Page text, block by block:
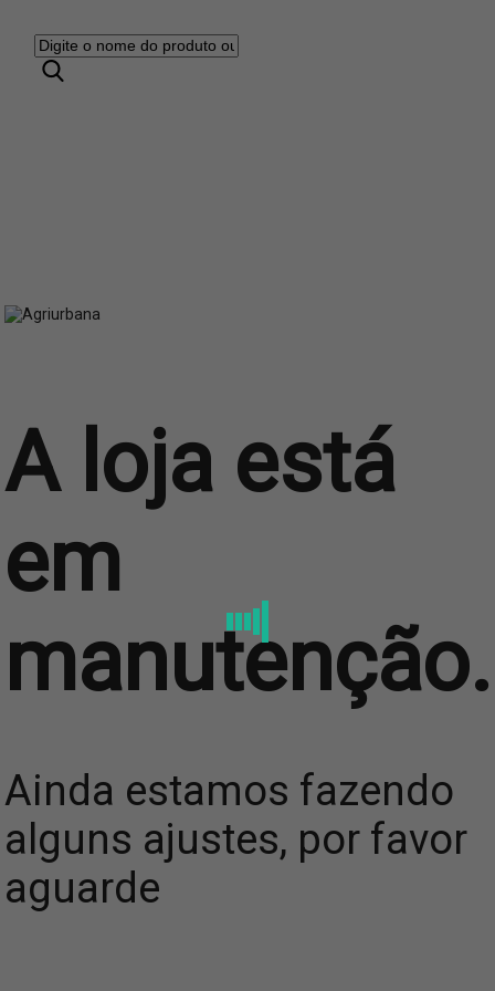
A loja está
em
manutenção.
Ainda estamos fazendo
alguns ajustes, por favor
aguarde